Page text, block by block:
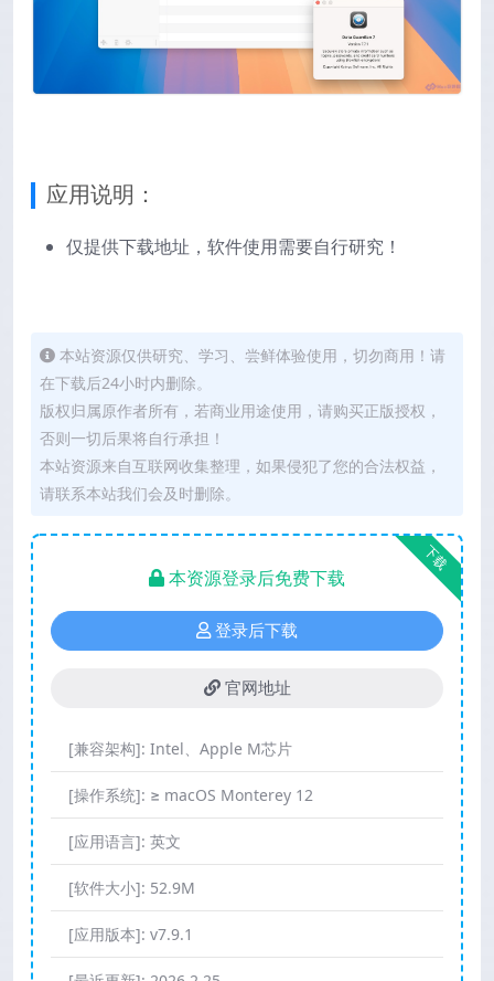
应用说明：
仅提供下载地址，软件使用需要自行研究！
本站资源仅供研究、学习、尝鲜体验使用，切勿商用！请
在下载后24小时内删除。
版权归属原作者所有，若商业用途使用，请购买正版授权，
否则一切后果将自行承担！
本站资源来自互联网收集整理，如果侵犯了您的合法权益，
请联系本站我们会及时删除。
下载
本资源登录后免费下载
登录后下载
官网地址
[兼容架构]: Intel、Apple M芯片
[操作系统]: ≥ macOS Monterey 12
[应用语言]: 英文
[软件大小]: 52.9M
[应用版本]: v7.9.1